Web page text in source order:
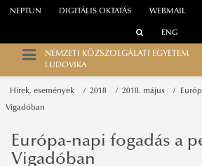
WEBMAIL
NEPTUN DIGITÁLIS OKTATÁS
ENG
NEMZETI KÖZSZOLGÁLATI EGYETEM
LUDOVIKA
Hírek, események 2018 2018. május
Vigadóban
Európa-napi fogadás a
Vigadóban